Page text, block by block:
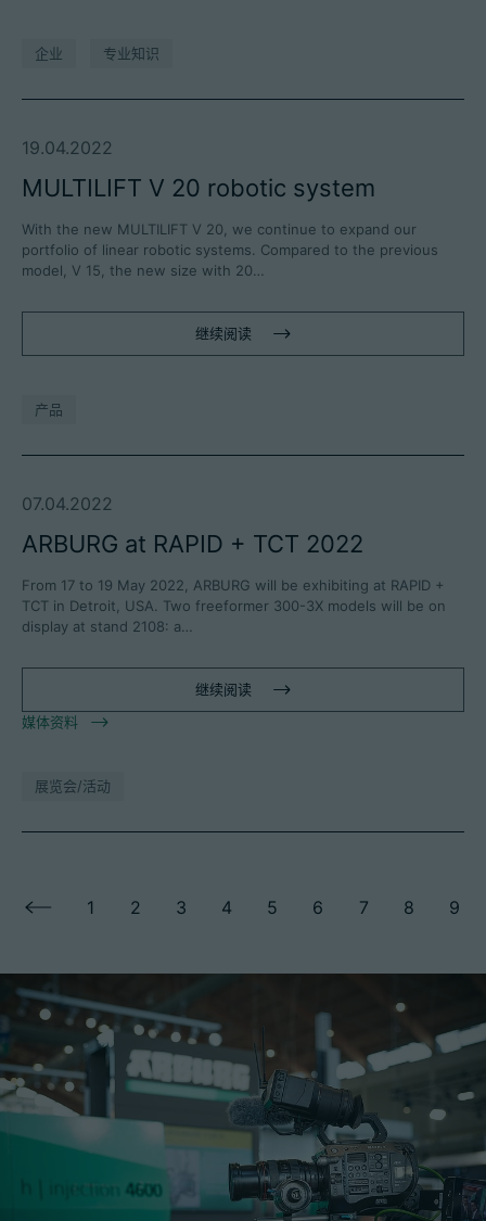
企业 专业知识
19.04.2022
MULTILIFT V 20 robotic system
With the new MULTILIFT V 20, we continue to expand our
portfolio of linear robotic systems. Compared to the previous
model, V 15, the new size with 20…
继续阅读
产品
07.04.2022
ARBURG at RAPID + TCT 2022
From 17 to 19 May 2022, ARBURG will be exhibiting at RAPID +
TCT in Detroit, USA. Two freeformer 300-3X models will be on
display at stand 2108: a…
继续阅读
媒体资料
展览会/活动
1 2 3 4 5 6 7 8 9